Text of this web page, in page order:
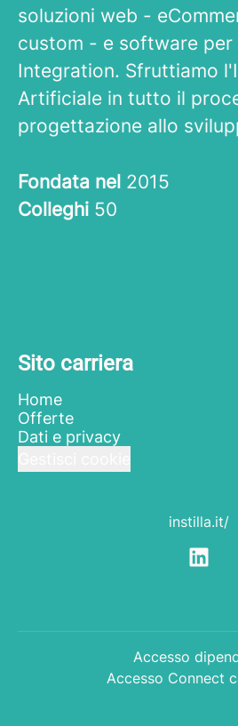
soluzioni web -
custom - e software per
Integration. Sfruttiamo
Artificiale in tutto il
progettazione allo
Fondata nel 2015
Colleghi 50
Sito carriera
Home
Offerte
Dati e privacy
instilla.it/
Accesso
Accesso Connect